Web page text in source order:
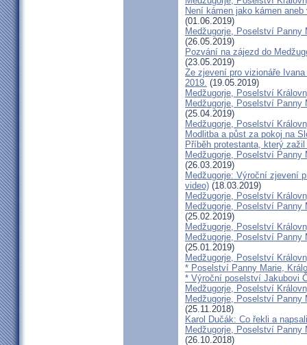
Není kámen jako kámen
(01.06.2019)
Medžugorje, Poselství Panny
(26.05.2019)
Pozvání na zájezd do
(23.05.2019)
Ze zjevení pro vizionáře
2019. (19.05.2019)
Medžugorje, Poselství
Medžugorje, Poselství Panny
(25.04.2019)
Medžugorje, Poselství
Modlitba a půst za pokoj na
Příběh protestanta, který
Medžugorje, Poselství Panny
(26.03.2019)
Medžugorje: Výroční zjevení
video) (18.03.2019)
Medžugorje, Poselství
Medžugorje, Poselství Panny
(25.02.2019)
Medžugorje, Poselství
Medžugorje, Poselství Panny
(25.01.2019)
Medžugorje, Poselství
* Poselství Panny Marie,
* Výroční poselství Jakubovi
Medžugorje, Poselství
Medžugorje, Poselství Panny
(25.11.2018)
Karol Dučák: Co řekli a
Medžugorje, Poselství Panny
(26.10.2018)